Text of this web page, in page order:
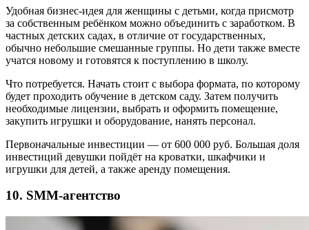
Удобная бизнес-идея для женщины с детьми, когда присмотр
за собственным ребёнком можно объединить с заработком. В
частных детских садах, в отличие от государственных,
обычно небольшие смешанные группы. Но дети также вместе
учатся новому и готовятся к поступлению в школу.
Что потребуется. Начать стоит с выбора формата, по которому
будет проходить обучение в детском саду. Затем получить
необходимые лицензии, выбрать и оформить помещение,
закупить игрушки и оборудование, нанять персонал.
Первоначальные инвестиции — от 600 000 руб. Большая доля
инвестиций девушки пойдёт на кроватки, шкафчики и
игрушки для детей, а также аренду помещения.
10. SMM-агентство